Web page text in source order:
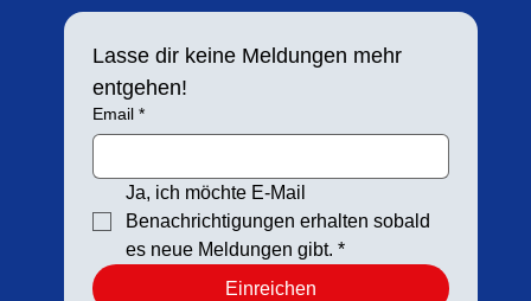
Lasse dir keine Meldungen mehr
entgehen!
Email *
Ja, ich möchte E-Mail
Benachrichtigungen erhalten sobald
es neue Meldungen gibt. *
Einreichen